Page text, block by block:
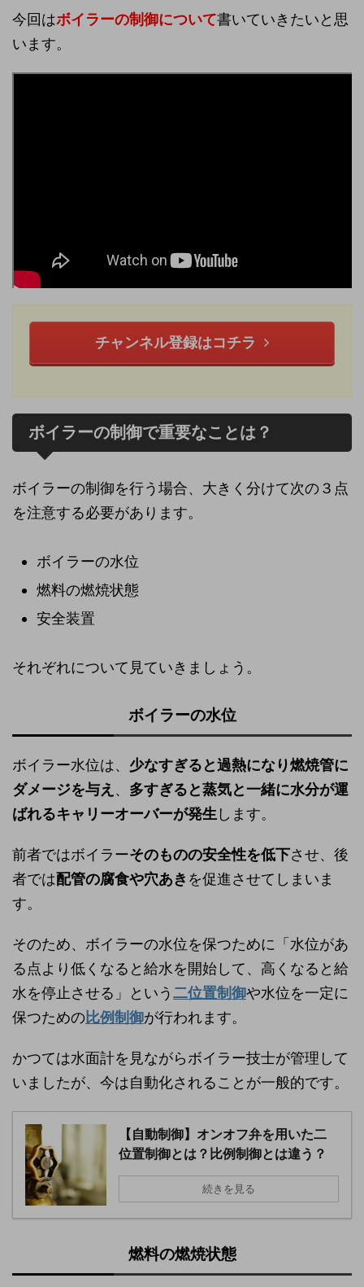
今回はボイラーの制御について書いていきたいと思
います。
チャンネル登録はコチラ
ボイラーの制御で重要なことは？
ボイラーの制御を行う場合、大きく分けて次の３点
を注意する必要があります。
ボイラーの水位
燃料の燃焼状態
安全装置
それぞれについて見ていきましょう。
ボイラーの水位
ボイラー水位は、 少なすぎると過熱になり燃焼管に
ダメージを与え 、 多すぎると蒸気と一緒に水分が運
ばれるキャリーオーバーが発生 します。
前者ではボイラーそのものの安全性を低下させ、後
者では配管の腐食や穴あき を促進させてしまいま
す。
そのため、ボイラーの水位を保つために「水位があ
る点より低くなると給水を開始して、高くなると給
水を停止させる」という二位置制御や水位を一定に
保つための比例制御が行われます。
かつては水面計を見ながらボイラー技士が管理して
いましたが、今は自動化されることが一般的です。
【自動制御】オンオフ弁を用いた二
位置制御とは？比例制御とは違う？
続きを見る
燃料の燃焼状態